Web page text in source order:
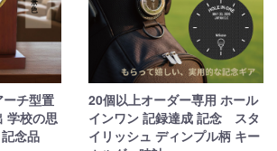
チ型置
学校の思
念品
20個以上オーダー専用 ホール
インワン 記録達成 記念 スタ
イリッシュ ディンプル柄 キー